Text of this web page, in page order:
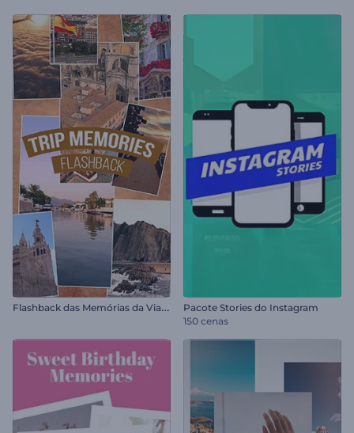
F
lashback das Memórias da Viagem
Pacote Stories do Instagram
150 cenas